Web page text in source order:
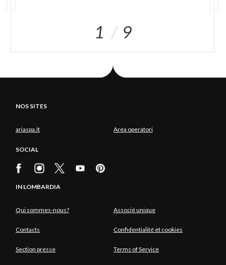
1 9
NOS SITES
ariaspa.it Area operatori
SOCIAL
IN LOMBARDIA
Qui sommes-nous? Associé unique
Contacts Confidentialité et cookies
Section presse Terms of Service